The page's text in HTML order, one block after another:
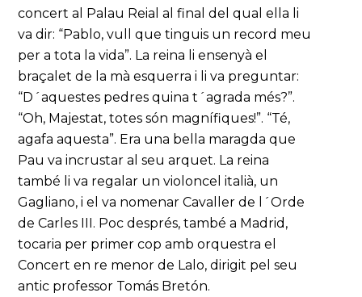
concert al Palau Reial al final del qual ella li
va dir: “Pablo, vull que tinguis un record meu
per a tota la vida”. La reina li ensenyà el
braçalet de la mà esquerra i li va preguntar:
“D´aquestes pedres quina t´agrada més?”.
“Oh, Majestat, totes són magnífiques!”. “Té,
agafa aquesta”. Era una bella maragda que
Pau va incrustar al seu arquet. La reina
també li va regalar un violoncel italià, un
Gagliano, i el va nomenar Cavaller de l´Orde
de Carles III. Poc després, també a Madrid,
tocaria per primer cop amb orquestra el
Concert en re menor de Lalo, dirigit pel seu
antic professor Tomás Bretón.